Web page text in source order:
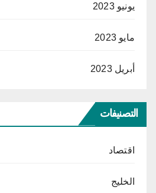
يونيو 2023
مايو 2023
أبريل 2023
التصنيفات
اقتصاد
الخليج